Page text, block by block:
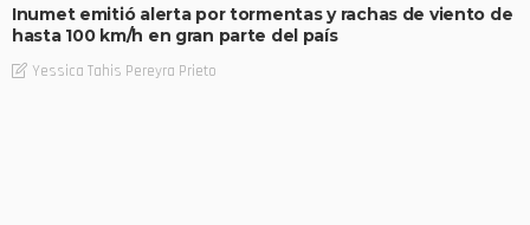
Inumet emitió alerta por tormentas y rachas de viento de
hasta 100 km/h en gran parte del país
Yessica Tahis Pereyra Prieto